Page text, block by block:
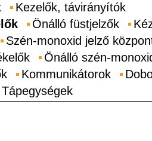
Kezelők, távirányítók
Önálló füstjelzők
Szén-monoxid jelző
Önálló szén-
Kommunikátorok
Tápegységek